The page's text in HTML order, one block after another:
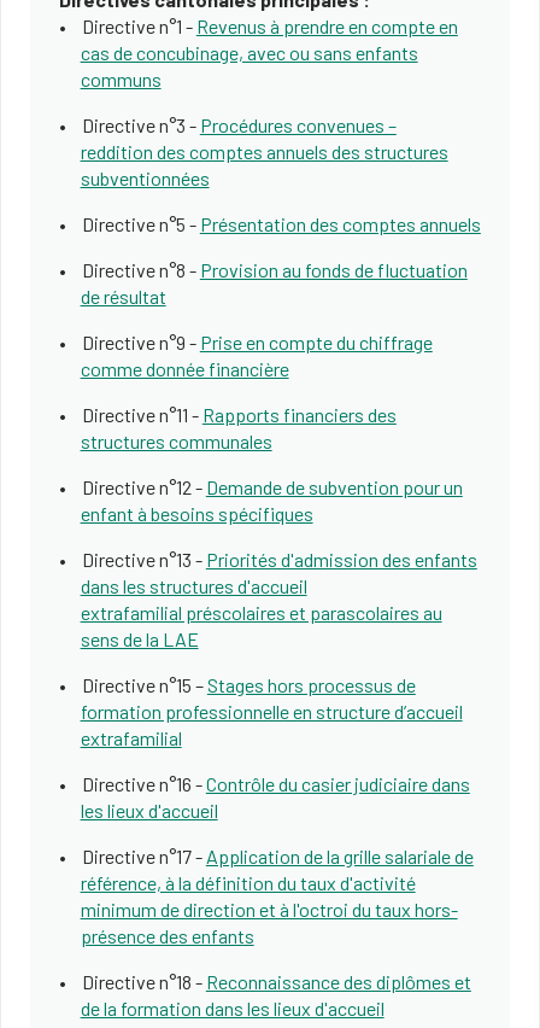
Directive n°1 - Revenus à prendre en compte en
cas de concubinage, avec ou sans enfants
communs
Directive n°3 - Procédures convenues –
reddition des comptes annuels des structures
subventionnées
Directive n°5 - Présentation des comptes annuels
Directive ​n°8 - Provision au fonds de fluctuation
de résultat
Directiv​e n°9 - Prise en compte du chiffrage
comme donnée financière
Directive n°11 - Rapports financiers des
structures communales
Directive n°12 -​ Demande de subvention pour un
enfant à besoins spécifiques
Directive n°13 - Priorités d'admission des enfants
dans les structures d'accueil
extrafamilial préscolaires et parascolaires au
sens de la LAE
Directive n°15 –Stages hors processus de
formation professionnelle en structure d’accueil
extrafamilial
Directive n°16 -Contrôle du casier judiciaire dans
les lieux d'accueil
Directive n°17 - Application de la grille salariale de
référence, à la définition du taux d'activité
minimum de direction et à l'oct​roi du taux hors-
présence des enfants​​
Directive n°18 - Reconnaissance des diplômes et
de la formation dans les lieux d'accueil​​